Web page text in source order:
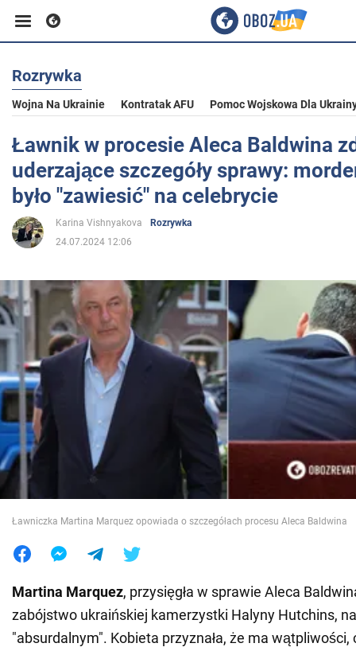
Biznes
Sport
Rozrywka
Życie
Polityka
Społeczeństwo
Wojna na Ukrainie
Świat
Jedzenie
Rozrywka
Wojna Na Ukrainie Kontratak AFU Pomoc Wojskowa Dla
Ławnik w procesie Aleca Baldwina
uderzające szczegóły sprawy:
było "zawiesić" na celebrycie
Karina Vishnyakova
Rozrywka
24.07.2024 12:06
Ławniczka Martina Marquez opowiada o szczegółach procesu Aleca Baldwina
Martina Marquez, przysięgła w sprawie Aleca
zabójstwo ukraińskiej kamerzystki Halyny Hutchins,
"absurdalnym". Kobieta przyznała, że ma wątpliwości,